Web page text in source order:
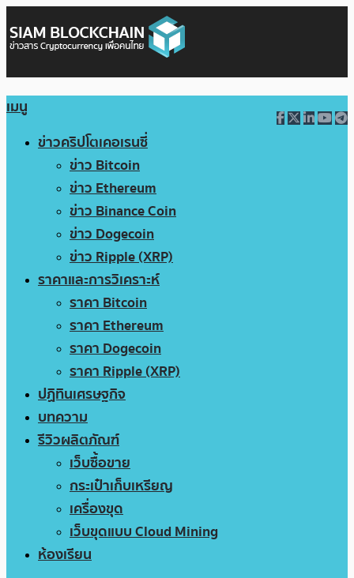
เมนู
ข่าวคริปโตเคอเรนซี่
ข่าว Bitcoin
ข่าว Ethereum
ข่าว Binance Coin
ข่าว Dogecoin
ข่าว Ripple (XRP)
ราคาและการวิเคราะห์
ราคา Bitcoin
ราคา Ethereum
ราคา Dogecoin
ราคา Ripple (XRP)
ปฏิทินเศรษฐกิจ
บทความ
รีวิวผลิตภัณฑ์
เว็บซื้อขาย
กระเป๋าเก็บเหรียญ
เครื่องขุด
เว็บขุดแบบ Cloud Mining
ห้องเรียน